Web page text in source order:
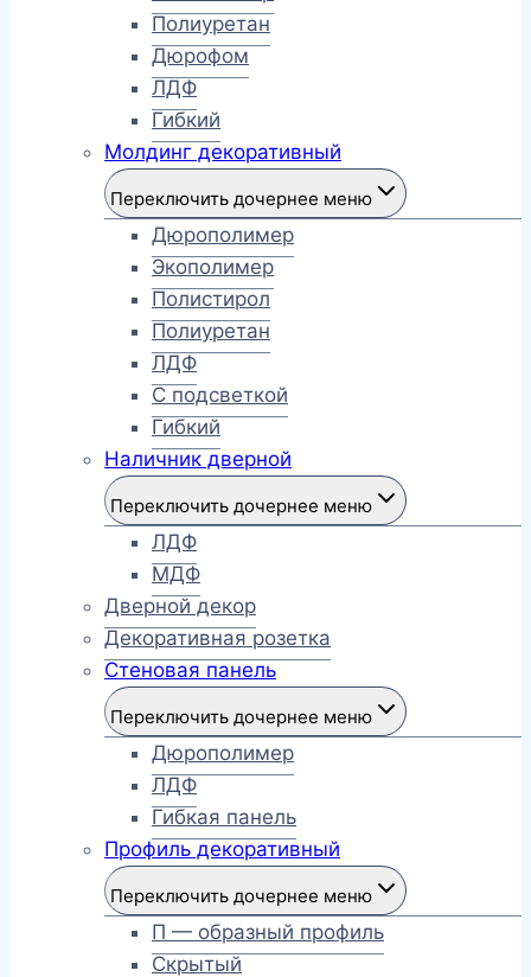
Полиуретан
Дюрофом
ЛДФ
Гибкий
Молдинг декоративный
Переключить дочернее меню
Дюрополимер
Экополимер
Полистирол
Полиуретан
ЛДФ
С подсветкой
Гибкий
Наличник дверной
Переключить дочернее меню
ЛДФ
МДФ
Дверной декор
Декоративная розетка
Стеновая панель
Переключить дочернее меню
Дюрополимер
ЛДФ
Гибкая панель
Профиль декоративный
Переключить дочернее меню
П — образный профиль
Скрытый